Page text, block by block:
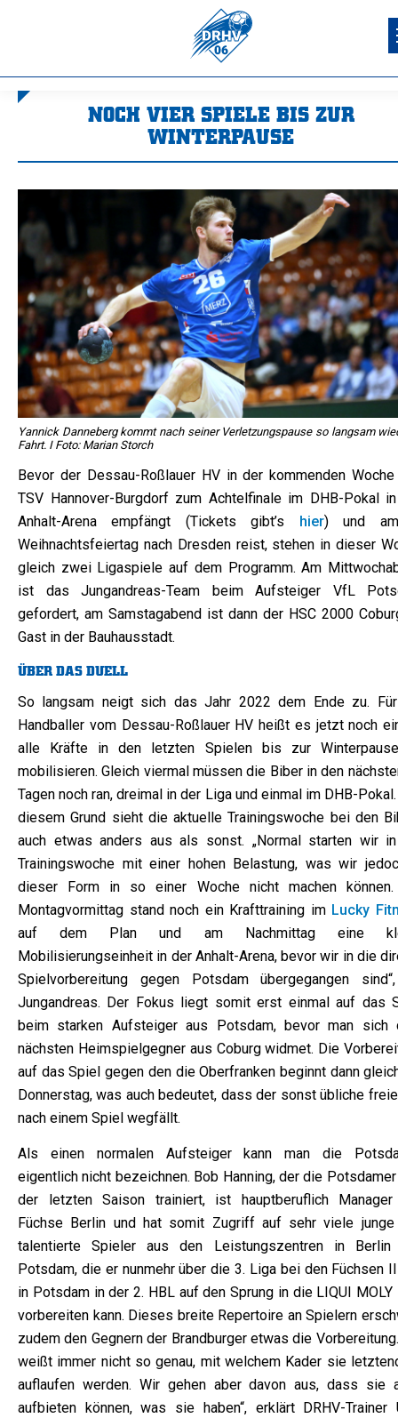
NOCH VIER SPIELE BIS ZUR
WINTERPAUSE
Yannick Danneberg kommt nach seiner Verletzungspause so langsam
Fahrt. I Foto: Marian Storch
Bevor der Dessau-Roßlauer HV in der kommenden
TSV Hannover-Burgdorf zum Achtelfinale im DHB-Pokal
Anhalt-Arena empfängt (Tickets gibt’s
hier) und
Weihnachtsfeiertag nach Dresden reist, stehen in dieser
gleich zwei Ligaspiele auf dem Programm. Am
ist das Jungandreas-Team beim Aufsteiger VfL
gefordert, am Samstagabend ist dann der HSC 2000
Gast in der Bauhausstadt.
ÜBER DAS DUELL
So langsam neigt sich das Jahr 2022 dem Ende zu.
Handballer vom Dessau-Roßlauer HV heißt es jetzt noch
alle Kräfte in den letzten Spielen bis zur
mobilisieren. Gleich viermal müssen die Biber in den
Tagen noch ran, dreimal in der Liga und einmal im DHB-
diesem Grund sieht die aktuelle Trainingswoche bei den
auch etwas anders aus als sonst. „Normal starten wir
Trainingswoche mit einer hohen Belastung, was wir
dieser Form in so einer Woche nicht machen
Montagvormittag stand noch ein Krafttraining im Lucky
auf dem Plan und am Nachmittag eine
Mobilisierungseinheit in der Anhalt-Arena, bevor wir in die
Spielvorbereitung gegen Potsdam übergegangen
Jungandreas. Der Fokus liegt somit erst einmal auf das
beim starken Aufsteiger aus Potsdam, bevor man sich
nächsten Heimspielgegner aus Coburg widmet. Die
auf das Spiel gegen den die Oberfranken beginnt dann
Donnerstag, was auch bedeutet, dass der sonst übliche
nach einem Spiel wegfällt.
Als einen normalen Aufsteiger kann man die
eigentlich nicht bezeichnen. Bob Hanning, der die
der letzten Saison trainiert, ist hauptberuflich
Füchse Berlin und hat somit Zugriff auf sehr viele junge
talentierte Spieler aus den Leistungszentren in Berlin
Potsdam, die er nunmehr über die 3. Liga bei den Füchsen
in Potsdam in der 2. HBL auf den Sprung in die LIQUI MOLY
vorbereiten kann. Dieses breite Repertoire an Spielern
zudem den Gegnern der Brandburger etwas die
weißt immer nicht so genau, mit welchem Kader sie
auflaufen werden. Wir gehen aber davon aus, dass sie
aufbieten können, was sie haben“, erklärt DRHV-Trainer